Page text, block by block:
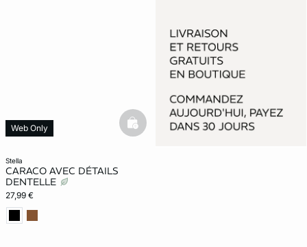
stella
CARACO AVEC DÉTAILS
DENTELLE
27,99 €
Web Only basketfull